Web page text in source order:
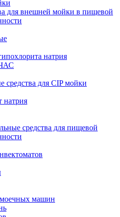
для внешней мойки в пищевой
натрия
средства для CIP мойки
натрия
средства для пищевой
машин